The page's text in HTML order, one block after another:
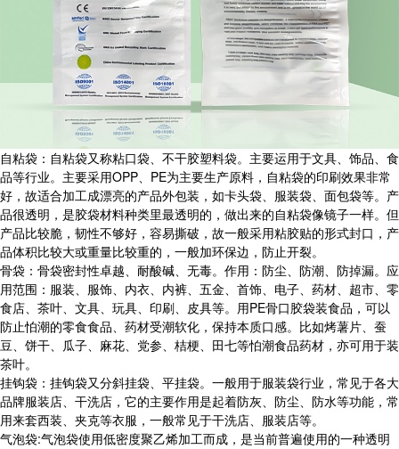
自粘袋：自粘袋又称粘口袋、不干胶塑料袋。主要运用于文具、饰品、食
品等行业。主要采用OPP、PE为主要生产原料，自粘袋的印刷效果非常
好，故适合加工成漂亮的产品外包装，如卡头袋、服装袋、面包袋等。产
品很透明，是胶袋材料种类里最透明的，做出来的自粘袋像镜子一样。但
产品比较脆，韧性不够好，容易撕破，故一般采用粘胶贴的形式封口，产
品体积比较大或重量比较重的，一般加环保边，防止开裂。
骨袋：骨袋密封性卓越、耐酸碱、无毒。作用：防尘、防潮、防掉漏。应
用范围：服装、服饰、内衣、内裤、五金、首饰、电子、药材、超市、零
食店、茶叶、文具、玩具、印刷、皮具等。用PE骨口胶袋装食品，可以
防止怕潮的零食食品、药材受潮软化，保持本质口感。比如烤薯片、蚕
豆、饼干、瓜子、麻花、党参、桔梗、田七等怕潮食品药材，亦可用于装
茶叶。
挂钩袋：挂钩袋又分斜挂袋、平挂袋。一般用于服装袋行业，常见于各大
品牌服装店、干洗店，它的主要作用是起着防灰、防尘、防水等功能，常
用来套西装、夹克等衣服，一般常见于干洗店、服装店等。
气泡袋:气泡袋使用低密度聚乙烯加工而成，是当前普遍使用的一种透明